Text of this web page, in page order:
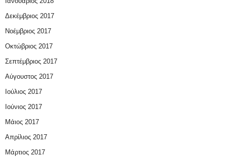
Δεκέμβριος 2017
Νοέμβριος 2017
Οκτώβριος 2017
Σεπτέμβριος 2017
Αύγουστος 2017
Ιούλιος 2017
Ιούνιος 2017
Μάιος 2017
Απρίλιος 2017
Μάρτιος 2017